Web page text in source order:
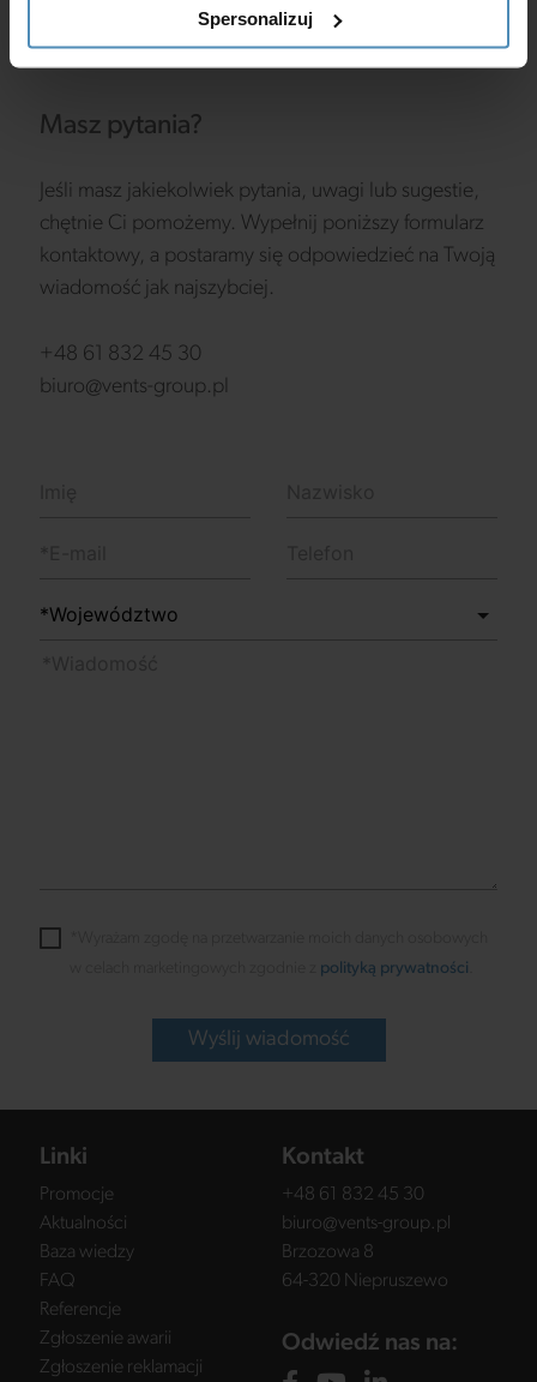
Spersonalizuj
Masz pytania?
Jeśli masz jakiekolwiek pytania, uwagi lub sugestie,
chętnie Ci pomożemy. Wypełnij poniższy formularz
kontaktowy, a postaramy się odpowiedzieć na Twoją
wiadomość jak najszybciej.
+48 61 832 45 30
biuro@vents-group.pl
polityką prywatności
Wyślij wiadomość
Linki
Promocje
Aktualności
Baza wiedzy
FAQ
Referencje
Zgłoszenie awarii
Zgłoszenie reklamacji
Kontakt
+48 61 832 45 30
biuro@vents-group.pl
Brzozowa 8
64-320 Niepruszewo
Odwiedź nas na: